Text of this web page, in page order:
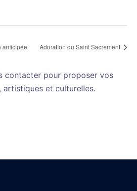
anticipée Adoration du Saint Sacrement
contacter pour proposer vos
artistiques et culturelles.